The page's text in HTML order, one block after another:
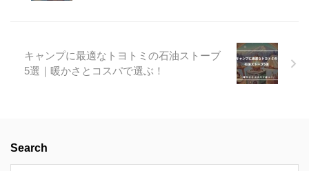
キャンプに最適なトヨトミの石油ストーブ
5選｜暖かさとコスパで選ぶ！
Search